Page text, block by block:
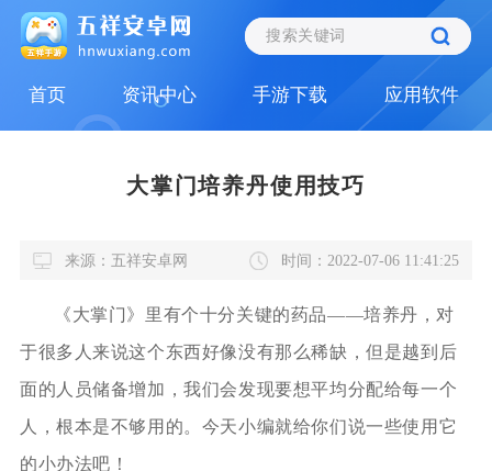
首页 资讯中心 手游下载 应用软件
大掌门培养丹使用技巧
来源：五祥安卓网 时间：2022-07-06 11:41:25
《大掌门》里有个十分关键的药品——培养丹，对
于很多人来说这个东西好像没有那么稀缺，但是越到后
面的人员储备增加，我们会发现要想平均分配给每一个
人，根本是不够用的。今天小编就给你们说一些使用它
的小办法吧！